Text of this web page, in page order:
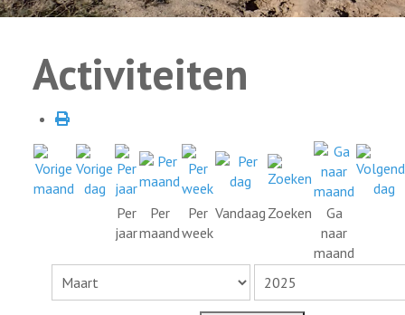
Activiteiten
Per
jaar
Per
maand
Per
week
Vandaag Zoeken
Ga
naar
maand